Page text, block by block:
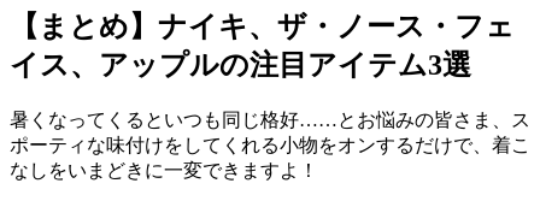
【まとめ】ナイキ、ザ・ノース・フェ
イス、アップルの注目アイテム3選
暑くなってくるといつも同じ格好……とお悩みの皆さま、ス
ポーティな味付けをしてくれる小物をオンするだけで、着こ
なしをいまどきに一変できますよ！